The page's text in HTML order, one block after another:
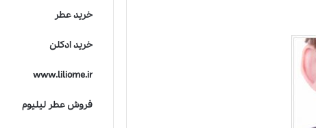
خرید عطر
خرید ادکلن
www.liliome.ir
فروش عطر لیلیوم